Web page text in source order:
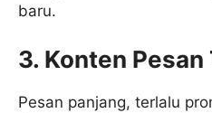
baru.
3. Konten
Pesan panjang, terlalu